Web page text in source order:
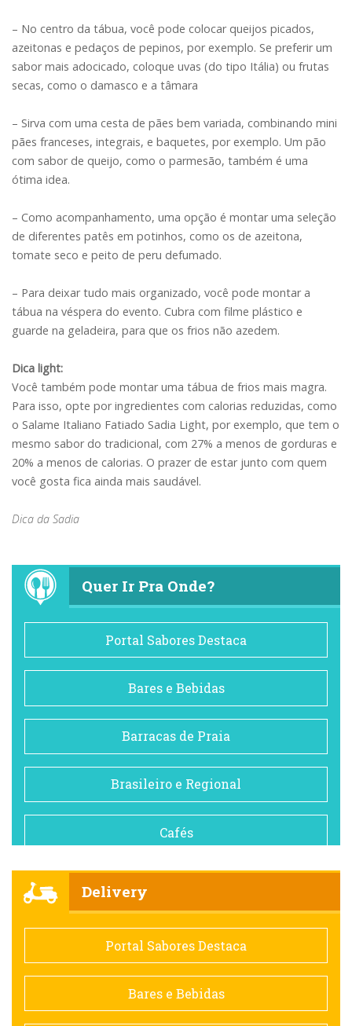
– No centro da tábua, você pode colocar queijos picados,
azeitonas e pedaços de pepinos, por exemplo. Se preferir um
sabor mais adocicado, coloque uvas (do tipo Itália) ou frutas
secas, como o damasco e a tâmara
– Sirva com uma cesta de pães bem variada, combinando mini
pães franceses, integrais, e baquetes, por exemplo. Um pão
com sabor de queijo, como o parmesão, também é uma
ótima idea.
– Como acompanhamento, uma opção é montar uma seleção
de diferentes patês em potinhos, como os de azeitona,
tomate seco e peito de peru defumado.
– Para deixar tudo mais organizado, você pode montar a
tábua na véspera do evento. Cubra com filme plástico e
guarde na geladeira, para que os frios não azedem.
Dica light:
Você também pode montar uma tábua de frios mais magra.
Para isso, opte por ingredientes com calorias reduzidas, como
o Salame Italiano Fatiado Sadia Light, por exemplo, que tem o
mesmo sabor do tradicional, com 27% a menos de gorduras e
20% a menos de calorias. O prazer de estar junto com quem
você gosta fica ainda mais saudável.
Dica da Sadia
Quer Ir Pra Onde?
Portal Sabores Destaca
Bares e Bebidas
Barracas de Praia
Brasileiro e Regional
Cafés
Comida saudável
Contemporânea
Delivery
Portal Sabores Destaca
Bares e Bebidas